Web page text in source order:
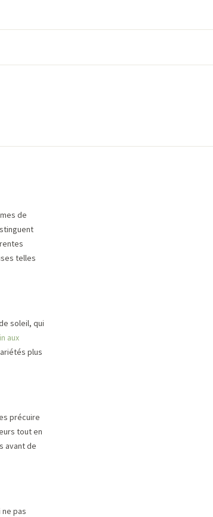
de
telles
soleil, qui
aux
plus
précuire
tout en
avant de
pas